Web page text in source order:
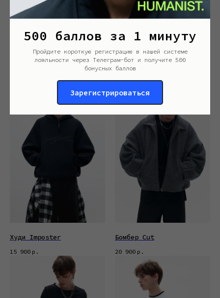
Пиджак-кимоно NoWay Брюки NoWay
13 900
Худи Imposter
15 900 р.
Бомбер Cut
20 900 р.
500 баллов за 1 минуту
Пройдите короткую регистрацию в нашей системе
лояльности через Телеграм-бот и получите 500
бонусных баллов
Зарегистрироваться